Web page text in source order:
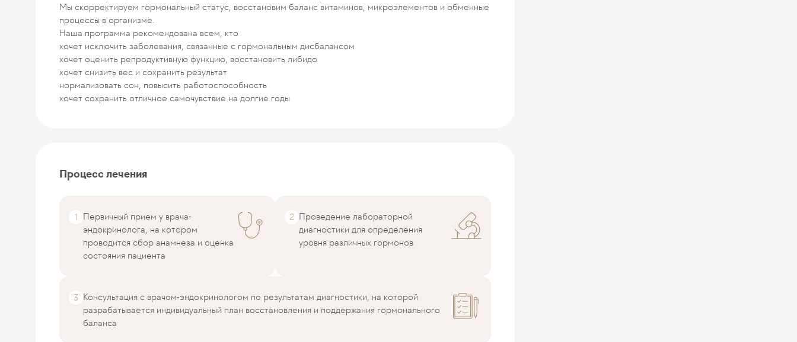
Мы скорректируем гормональный статус, восстановим баланс витаминов, микроэлементов и обменные
процессы в организме.
Наша программа рекомендована всем, кто
хочет исключить заболевания, связанные с гормональным дисбалансом
хочет оценить репродуктивную функцию, восстановить либидо
хочет снизить вес и сохранить результат
нормализовать сон, повысить работоспособность
хочет сохранить отличное самочувствие на долгие годы
Процесс лечения
Первичный прием у врача-
эндокринолога, на котором
проводится сбор анамнеза и оценка
состояния пациента
Проведение лабораторной
диагностики для определения
уровня различных гормонов
Консультация с врачом-эндокринологом по результатам диагностики, на которой
разрабатывается индивидуальный план восстановления и поддержания гормонального
баланса